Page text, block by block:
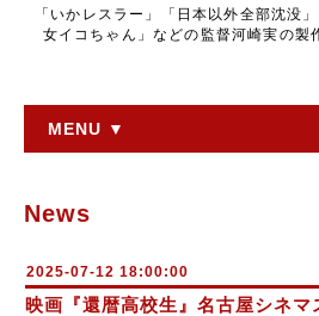
「いかレスラー」「日本以外全部沈没
女イコちゃん」などの監督河崎実の製
MENU ▼
News
2025-07-12 18:00:00
映画『還暦高校生』名古屋シネ